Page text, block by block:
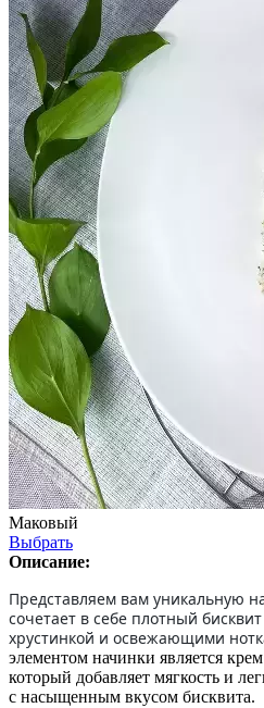
Маковый
Выбрать
Описание:
Представляем вам уникальную
сочетает в себе плотный
хрустинкой и освежающими
элементом начинки является
который добавляет мягкость и
с насыщенным вкусом бисквита.